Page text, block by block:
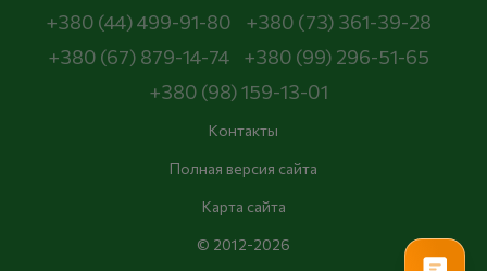
+380 (44) 499-91-80
+380 (73) 361-39-28
+380 (67) 879-14-74
+380 (99) 296-51-65
+380 (98) 159-13-01
Контакты
Полная версия сайта
Карта сайта
© 2012-2026